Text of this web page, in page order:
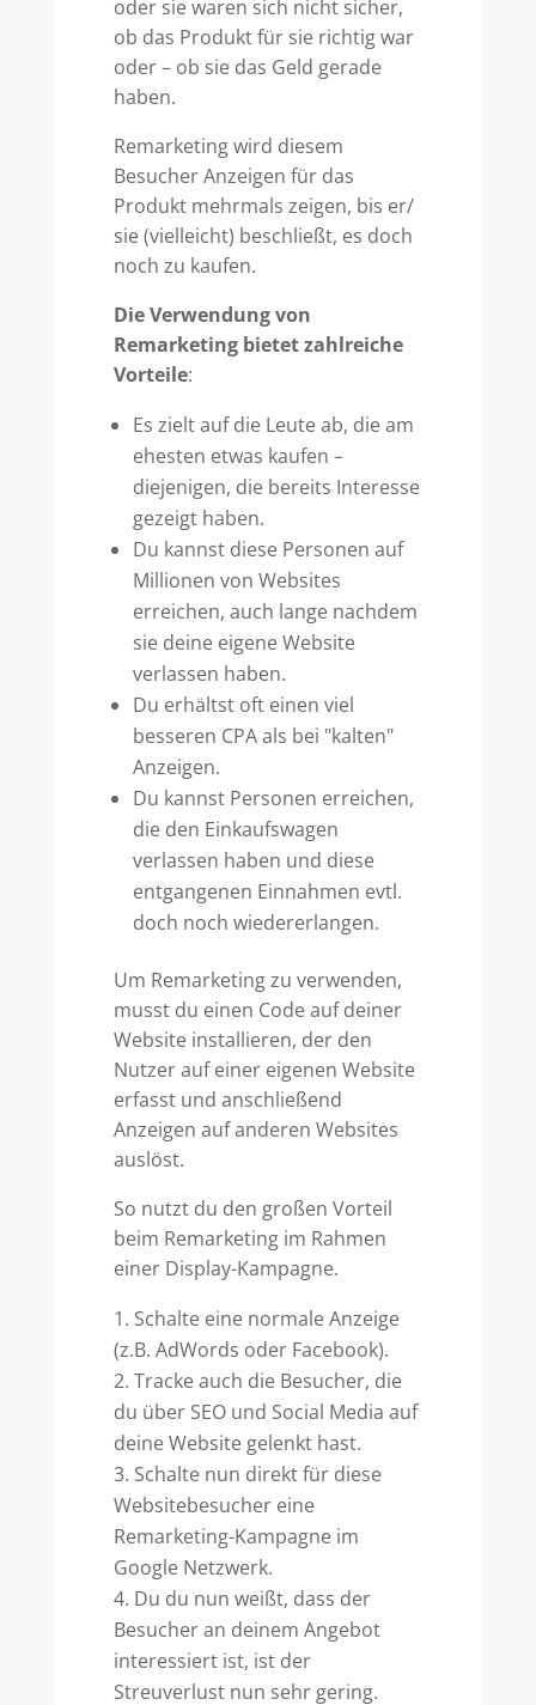
oder sie waren sich nicht sicher,
ob das Produkt für sie richtig war
oder – ob sie das Geld gerade
haben.
Remarketing wird diesem
Besucher Anzeigen für das
Produkt mehrmals zeigen, bis er/
sie (vielleicht) beschließt, es doch
noch zu kaufen.
Die Verwendung von
Remarketing bietet zahlreiche
Vorteile:
Es zielt auf die Leute ab, die am
ehesten etwas kaufen –
diejenigen, die bereits Interesse
gezeigt haben.
Du kannst diese Personen auf
Millionen von Websites
erreichen, auch lange nachdem
sie deine eigene Website
verlassen haben.
Du erhältst oft einen viel
besseren CPA als bei "kalten"
Anzeigen.
Du kannst Personen erreichen,
die den Einkaufswagen
verlassen haben und diese
entgangenen Einnahmen evtl.
doch noch wiedererlangen.
Um Remarketing zu verwenden,
musst du einen Code auf deiner
Website installieren, der den
Nutzer auf einer eigenen Website
erfasst und anschließend
Anzeigen auf anderen Websites
auslöst.
So nutzt du den großen Vorteil
beim Remarketing im Rahmen
einer Display-Kampagne.
Schalte eine normale Anzeige
(z.B. AdWords oder Facebook).
Tracke auch die Besucher, die
du über SEO und Social Media auf
deine Website gelenkt hast.
Schalte nun direkt für diese
Websitebesucher eine
Remarketing-Kampagne im
Google Netzwerk.
Du du nun weißt, dass der
Besucher an deinem Angebot
interessiert ist, ist der
Streuverlust nun sehr gering.